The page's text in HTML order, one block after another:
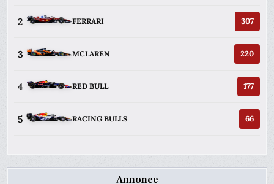
2 FERRARI 307
3 MCLAREN 220
4 RED BULL 177
5 RACING BULLS 66
Annonce